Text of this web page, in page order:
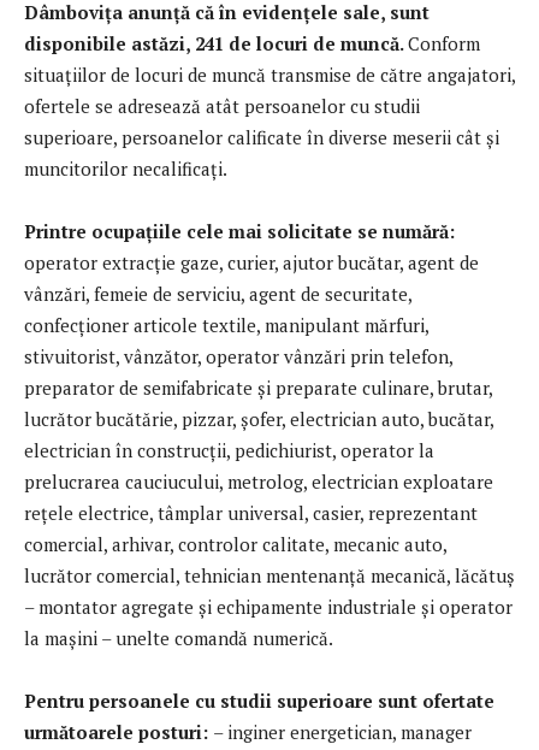
Dâmbovița anunță că în evidențele sale, sunt
disponibile astăzi, 241 de locuri de muncă.Conform
situațiilor de locuri de muncă transmise de către angajatori,
ofertele se adresează atât persoanelor cu studii
superioare, persoanelor calificate în diverse meserii cât și
muncitorilor necalificați.
Printre ocupațiile cele mai solicitate se numără:
operator extracție gaze, curier, ajutor bucătar, agent de
vânzări, femeie de serviciu, agent de securitate,
confecționer articole textile, manipulant mărfuri,
stivuitorist, vânzător, operator vânzări prin telefon,
preparator de semifabricate și preparate culinare, brutar,
lucrător bucătărie, pizzar, șofer, electrician auto, bucătar,
electrician în construcții, pedichiurist, operator la
prelucrarea cauciucului, metrolog, electrician exploatare
rețele electrice, tâmplar universal, casier, reprezentant
comercial, arhivar, controlor calitate, mecanic auto,
lucrător comercial, tehnician mentenanță mecanică, lăcătuș
– montator agregate și echipamente industriale și operator
la mașini – unelte comandă numerică.
Pentru persoanele cu studii superioare sunt ofertate
următoarele posturi: – inginer energetician, manager